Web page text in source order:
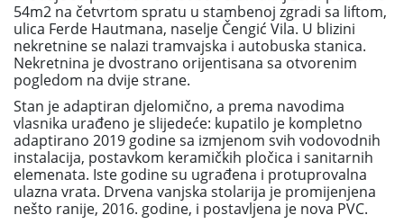
54m2 na četvrtom spratu u stambenoj zgradi sa liftom,
ulica Ferde Hautmana, naselje Čengić Vila. U blizini
nekretnine se nalazi tramvajska i autobuska stanica.
Nekretnina je dvostrano orijentisana sa otvorenim
pogledom na dvije strane.
Stan je adaptiran djelomično, a prema navodima
vlasnika urađeno je slijedeće: kupatilo je kompletno
adaptirano 2019 godine sa izmjenom svih vodovodnih
instalacija, postavkom keramičkih pločica i sanitarnih
elemenata. Iste godine su ugrađena i protuprovalna
ulazna vrata. Drvena vanjska stolarija je promijenjena
nešto ranije, 2016. godine, i postavljena je nova PVC.